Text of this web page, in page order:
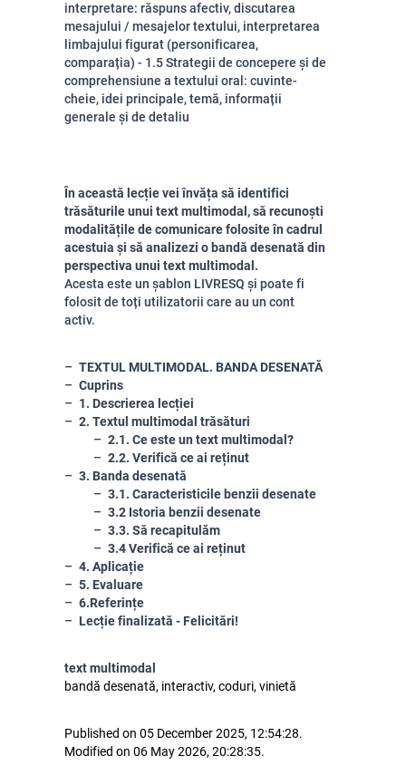
interpretare: răspuns afectiv, discutarea
mesajului / mesajelor textului, interpretarea
limbajului figurat (personificarea,
comparația) - 1.5 Strategii de concepere și de
comprehensiune a textului oral: cuvinte-
cheie, idei principale, temă, informații
generale și de detaliu
În această lecție vei învăța să identifici
trăsăturile unui text multimodal, să recunoști
modalitățile de comunicare folosite în cadrul
acestuia și să analizezi o bandă desenată din
perspectiva unui text multimodal.
Acesta este un șablon LIVRESQ și poate fi
folosit de toți utilizatorii care au un cont
activ.
TEXTUL MULTIMODAL. BANDA DESENATĂ
Cuprins
1. Descrierea lecției
2. Textul multimodal trăsături
2.1. Ce este un text multimodal?
2.2. Verifică ce ai reținut
3. Banda desenată
3.1. Caracteristicile benzii desenate
3.2 Istoria benzii desenate
3.3. Să recapitulăm
3.4 Verifică ce ai reținut
4. Aplicație
5. Evaluare
6.Referințe
Lecție finalizată - Felicitări!
text multimodal
bandă desenată, interactiv, coduri, vinietă
Published on 05 December 2025, 12:54:28.
Modified on 06 May 2026, 20:28:35.